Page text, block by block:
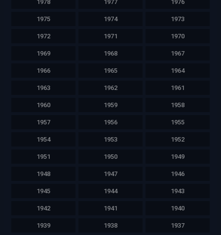
1978 1977 1976
1975 1974 1973
1972 1971 1970
1969 1968 1967
1966 1965 1964
1963 1962 1961
1960 1959 1958
1957 1956 1955
1954 1953 1952
1951 1950 1949
1948 1947 1946
1945 1944 1943
1942 1941 1940
1939 1938 1937